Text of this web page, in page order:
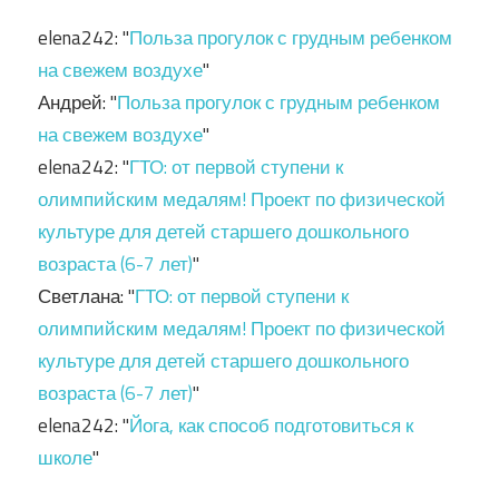
elena242: "Польза прогулок с грудным ребенком
на свежем воздухе"
Андрей: "Польза прогулок с грудным ребенком
на свежем воздухе"
elena242: "ГТО: от первой ступени к
олимпийским медалям! Проект по физической
культуре для детей старшего дошкольного
возраста (6-7 лет)"
Светлана: "ГТО: от первой ступени к
олимпийским медалям! Проект по физической
культуре для детей старшего дошкольного
возраста (6-7 лет)"
elena242: "Йога, как способ подготовиться к
школе"